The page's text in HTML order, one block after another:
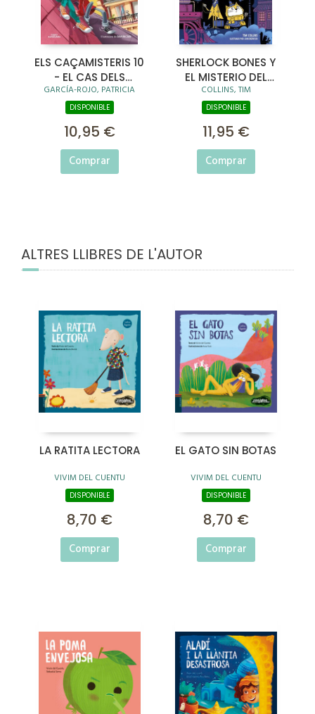
ELS CAÇAMISTERIS 10
- EL CAS DELS
LLADRES D'ART
GARCÍA-ROJO, PATRICIA
DISPONIBLE
10,95 €
Comprar
SHERLOCK BONES Y
EL MISTERIO DEL
MAGO
COLLINS, TIM
DISPONIBLE
11,95 €
Comprar
ALTRES LLIBRES DE L'AUTOR
LA RATITA LECTORA
VIVIM DEL CUENTU
DISPONIBLE
8,70 €
Comprar
EL GATO SIN BOTAS
VIVIM DEL CUENTU
DISPONIBLE
8,70 €
Comprar